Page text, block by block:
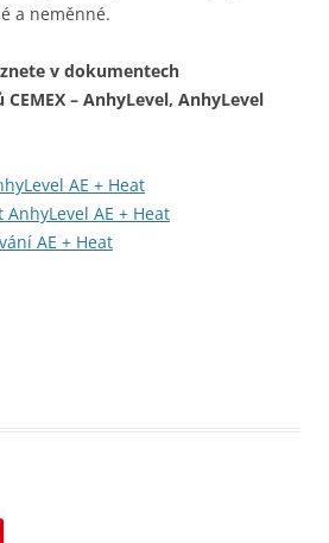
a neměnné.
v dokumentech
– AnhyLevel, AnhyLevel
AE + Heat
AE + Heat
AE + Heat